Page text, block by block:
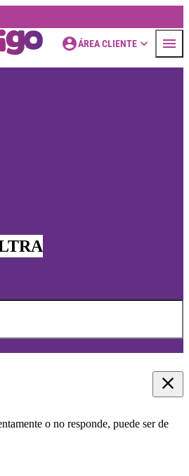
ÁREA CLIENTE
o no responde, puede ser de